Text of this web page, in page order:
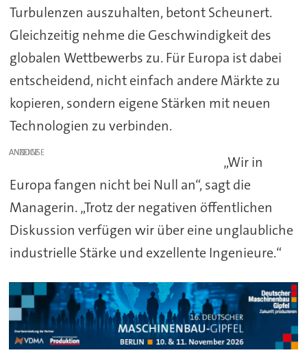
Turbulenzen auszuhalten, betont Scheunert.
Gleichzeitig nehme die Geschwindigkeit des
globalen Wettbewerbs zu. Für Europa ist dabei
entscheidend, nicht einfach andere Märkte zu
kopieren, sondern eigene Stärken mit neuen
Technologien zu verbinden.
ANZEIGE
„Wir in
Europa fangen nicht bei Null an“, sagt die
Managerin. „Trotz der negativen öffentlichen
Diskussion verfügen wir über eine unglaubliche
industrielle Stärke und exzellente Ingenieure.“